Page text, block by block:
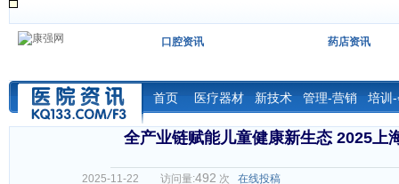
口腔资讯 药店资讯
首页 医疗器材 新技术 管理-营销 培训
全产业链赋能儿童健康新生态 2025上
2025-11-22 访问量:492 次 在线投稿